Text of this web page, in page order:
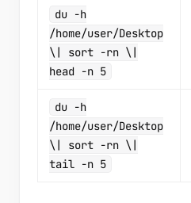
du -h
/home/user/Desktop
\| sort -rn \|
head -n 5
du -h
/home/user/Desktop
\| sort -rn \|
tail -n 5